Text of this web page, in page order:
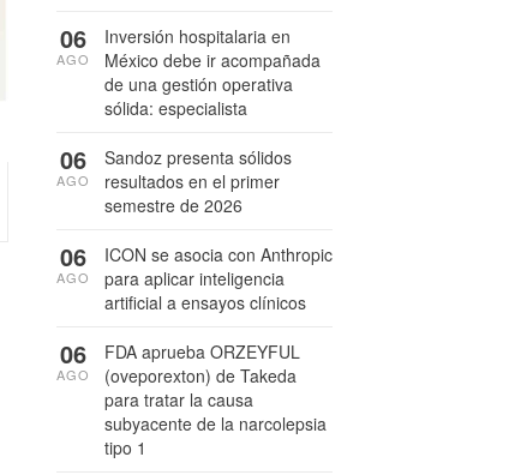
Inversión hospitalaria en
México debe ir acompañada
de una gestión operativa
sólida: especialista
06
AGO
Sandoz presenta sólidos
resultados en el primer
semestre de 2026
06
AGO
ICON se asocia con Anthropic
para aplicar inteligencia
artificial a ensayos clínicos
06
AGO
FDA aprueba ORZEYFUL
(oveporexton) de Takeda
para tratar la causa
subyacente de la narcolepsia
tipo 1
06
AGO